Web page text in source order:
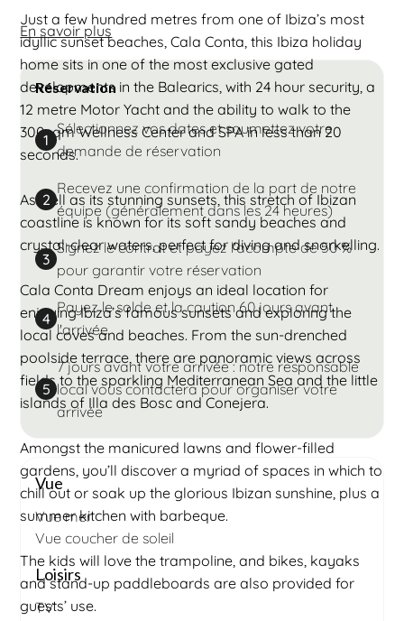
Just a few hundred metres from one of Ibiza’s most
idyllic sunset beaches, Cala Conta, this Ibiza holiday
home sits in one of the most exclusive gated
developments in the Balearics, with 24 hour security, a
12 metre Motor Yacht and the ability to walk to the
300sqm Wellness Center and SPA in less than 20
seconds.
As well as its stunning sunsets, this stretch of Ibizan
coastline is known for its soft sandy beaches and
crystal-clear waters, perfect for diving and snorkelling.
Cala Conta Dream enjoys an ideal location for
enjoying Ibiza’s famous sunsets and exploring the
local coves and beaches. From the sun-drenched
poolside terrace, there are panoramic views across
fields to the sparkling Mediterranean Sea and the little
islands of Illa des Bosc and Conejera.
Amongst the manicured lawns and flower-filled
gardens, you’ll discover a myriad of spaces in which to
chill out or soak up the glorious Ibizan sunshine, plus a
summer kitchen with barbeque.
The kids will love the trampoline, and bikes, kayaks
and stand-up paddleboards are also provided for
guests’ use.
En savoir plus
Réservation
1
Sélectionnez vos dates et soumettez votre
demande de réservation
2
Recevez une confirmation de la part de notre
équipe (généralement dans les 24 heures)
3
Signez le contrat et payez l'acompte de 50 %
pour garantir votre réservation
4
Payez le solde et la caution 60 jours avant
l'arrivée
5
7 jours avant votre arrivée : notre responsable
local vous contactera pour organiser votre
arrivée
Vue
Vue mer
Vue coucher de soleil
Loisirs
TV